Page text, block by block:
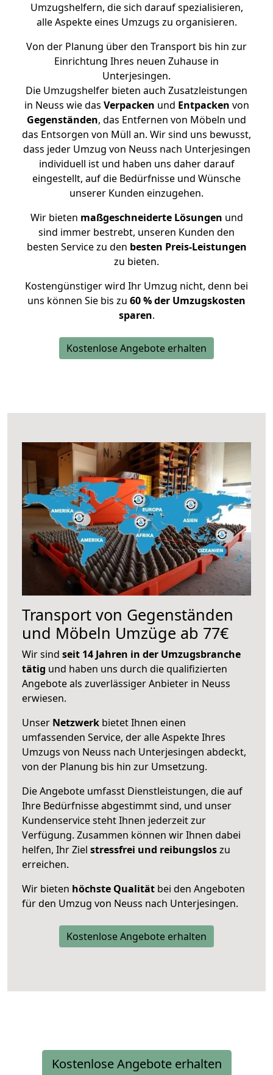
Umzugshelfern, die sich darauf spezialisieren,
alle Aspekte eines Umzugs zu organisieren.
Von der Planung über den Transport bis hin zur
Einrichtung Ihres neuen Zuhause in
Unterjesingen.
Die Umzugshelfer bieten auch Zusatzleistungen
in Neuss wie das Verpacken und Entpacken von
Gegenständen, das Entfernen von Möbeln und
das Entsorgen von Müll an. Wir sind uns bewusst,
dass jeder Umzug von Neuss nach Unterjesingen
individuell ist und haben uns daher darauf
eingestellt, auf die Bedürfnisse und Wünsche
unserer Kunden einzugehen.
Wir bieten maßgeschneiderte Lösungen und
sind immer bestrebt, unseren Kunden den
besten Service zu den besten Preis-Leistungen
zu bieten.
Kostengünstiger wird Ihr Umzug nicht, denn bei
uns können Sie bis zu 60 % der Umzugskosten
sparen.
Kostenlose Angebote erhalten
Transport von Gegenständen
und Möbeln Umzüge ab 77€
Wir sind seit 14 Jahren in der Umzugsbranche
tätig und haben uns durch die qualifizierten
Angebote als zuverlässiger Anbieter in Neuss
erwiesen.
Unser Netzwerk bietet Ihnen einen
umfassenden Service, der alle Aspekte Ihres
Umzugs von Neuss nach Unterjesingen abdeckt,
von der Planung bis hin zur Umsetzung.
Die Angebote umfasst Dienstleistungen, die auf
Ihre Bedürfnisse abgestimmt sind, und unser
Kundenservice steht Ihnen jederzeit zur
Verfügung. Zusammen können wir Ihnen dabei
helfen, Ihr Ziel stressfrei und reibungsloszu
erreichen.
Wir bieten höchste Qualität bei den Angeboten
für den Umzug von Neuss nach Unterjesingen.
Kostenlose Angebote erhalten
Kostenlose Angebote erhalten